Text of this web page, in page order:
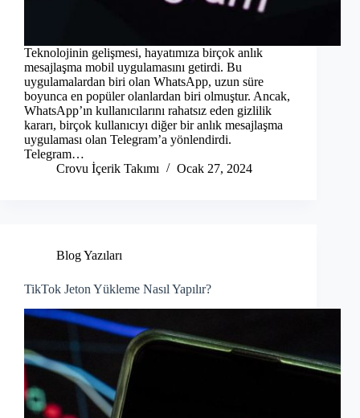
Teknolojinin gelişmesi, hayatımıza birçok anlık
mesajlaşma mobil uygulamasını getirdi. Bu
uygulamalardan biri olan WhatsApp, uzun süre
boyunca en popüler olanlardan biri olmuştur. Ancak,
WhatsApp’ın kullanıcılarını rahatsız eden gizlilik
kararı, birçok kullanıcıyı diğer bir anlık mesajlaşma
uygulaması olan Telegram’a yönlendirdi.
Telegram…
Crovu İçerik Takımı
Ocak 27, 2024
Blog Yazıları
TikTok Jeton Yükleme Nasıl Yapılır?